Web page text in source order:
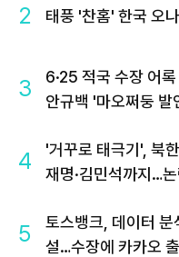
2 태풍 '찬홈' 한국 오
3
6·25 적국 수장 어
안규백 '마오쩌둥 발
4
'거꾸로 태극기', 북
재명·김민석까지…
5
토스뱅크, 데이터 분
설…수장에 카카오